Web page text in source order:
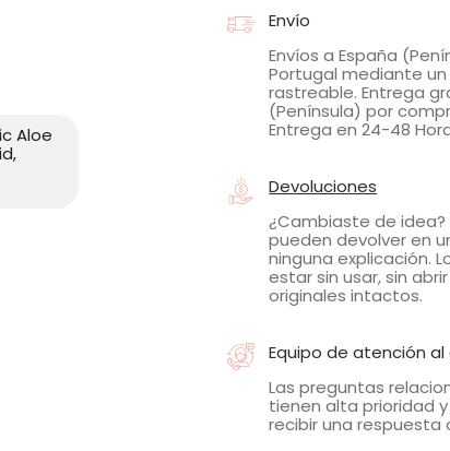
Aloe
Envío
Envíos a España
Portugal mediante
rastreable. Entrega
(Península) por
Entrega en 24-48
Devoluciones
¿Cambiaste de idea?
pueden devolver en
ninguna explicación.
estar sin usar, sin
originales intactos.
Equipo de atención
Las preguntas
tienen alta prioridad
recibir una respuesta